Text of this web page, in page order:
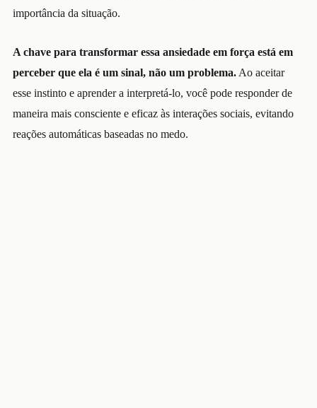
importância da situação.
A chave para transformar essa ansiedade em força está em
perceber que ela é um sinal, não um problema. Ao aceitar
esse instinto e aprender a interpretá-lo, você pode responder de
maneira mais consciente e eficaz às interações sociais, evitando
reações automáticas baseadas no medo.